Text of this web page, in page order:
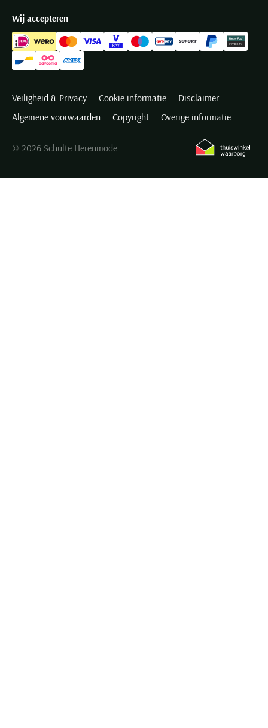
Wij accepteren
Veiligheid & Privacy Cookie informatie
Disclaimer
Algemene voorwaarden
Copyright Overige informatie
© 2026 Schulte Herenmode